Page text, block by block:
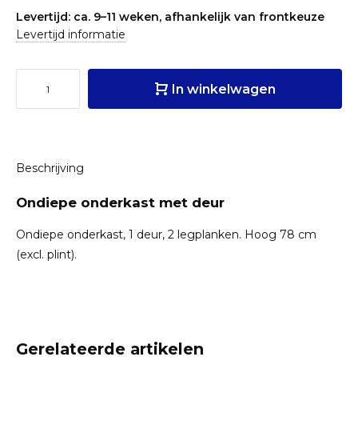
Levertijd: ca. 9–11 weken, afhankelijk van frontkeuze
Levertijd informatie
In winkelwagen
Beschrijving
Ondiepe onderkast met deur
Ondiepe onderkast, 1 deur, 2 legplanken. Hoog 78 cm
(excl. plint).
Gerelateerde artikelen